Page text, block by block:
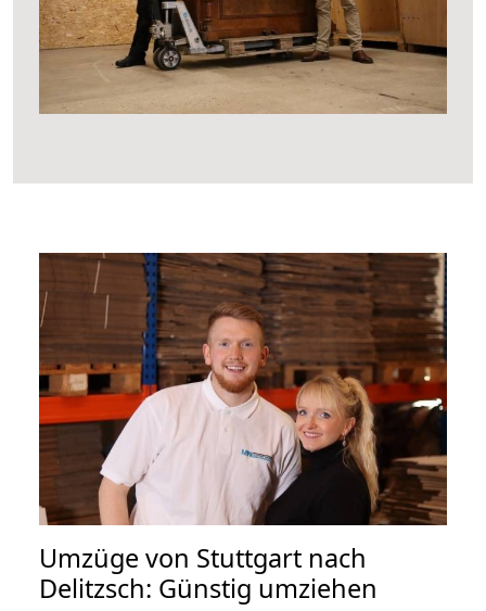
Umzüge von Stuttgart nach
Delitzsch: Günstig umziehen